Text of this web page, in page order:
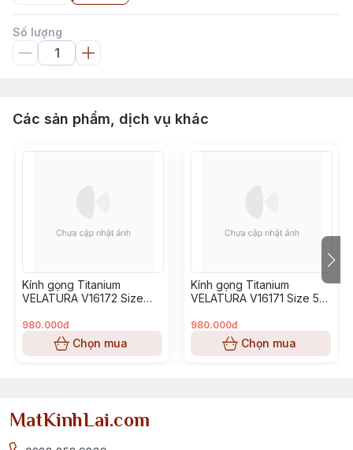
Số lượng
Các sản phẩm, dịch vụ khác
Kính gọng Titanium
VELATURA V16172 Size
980.000đ
Chọn mua
Kính gọng Titanium
VELATURA V16171 Size 53-
980.000đ
Chọn mua
MatKinhLai.com